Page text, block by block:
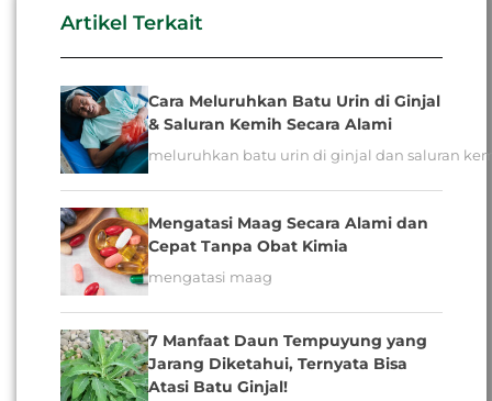
Artikel Terkait
Cara Meluruhkan Batu Urin di Ginjal
& Saluran Kemih Secara Alami
meluruhkan batu urin di ginjal dan saluran
Mengatasi Maag Secara Alami dan
Cepat Tanpa Obat Kimia
mengatasi maag
7 Manfaat Daun Tempuyung yang
Jarang Diketahui, Ternyata Bisa
Atasi Batu Ginjal!